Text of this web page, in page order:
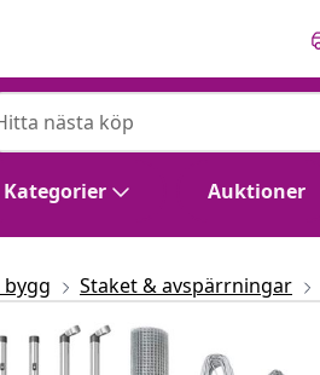
Kategorier Auktioner
bygg Staket & avspärrningar